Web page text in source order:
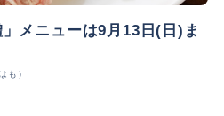
メニューは9月13日(日)ま
も）